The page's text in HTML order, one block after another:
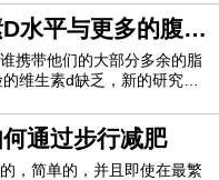
起酵母菌感染的症状。感染
因素是妇女使用的节育类
将探讨为什么某些类型的节
水平与更多的腹部
携带他们的大部分多余的脂
维生素d缺乏，新的研究警
骨骼健康不佳以及呼吸道感
心脏病的风险增加有关。研
说：“ 腹部脂肪增加与维
通过步行减肥
，简单的，并且即使在最繁